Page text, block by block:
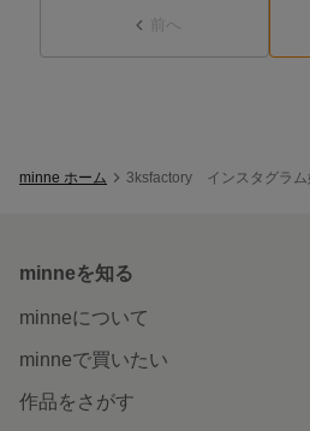
前へ
minne ホーム 3ksfactory インスタグラム
minneを知る
minneについて
minneで買いたい
作品をさがす